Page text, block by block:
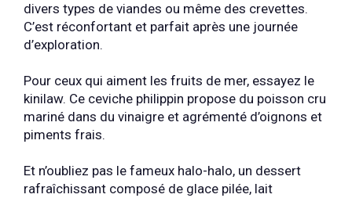
divers types de viandes ou même des crevettes.
C’est réconfortant et parfait après une journée
d’exploration.
Pour ceux qui aiment les fruits de mer, essayez le
kinilaw. Ce ceviche philippin propose du poisson cru
mariné dans du vinaigre et agrémenté d’oignons et
piments frais.
Et n’oubliez pas le fameux halo-halo, un dessert
rafraîchissant composé de glace pilée, lait